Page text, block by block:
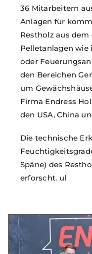
36 Mitarbeitern
Anlagen für
Restholz aus
Pelletanlagen wie
oder
den Bereichen
um
Firma Endress
den USA, China
Die technische
Späne) des
erforscht. ul